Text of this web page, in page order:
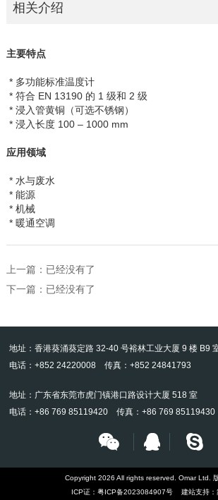
相关介绍
主要特点
* 多功能标准温度计
* 符合 EN 13190 的 1 级和 2 级
* 浸入管黄铜（可选不锈钢）
* 浸入长度 100 –1000 mm
应用领域
* 水与废水
* 能源
* 机械
* 暖通空调
上一篇：已经没有了
下一篇：已经没有了
地址：香港葵涌葵定路 32-40 号裕林工业大厦 9 楼 B9
电话：+852 24220008 传真：+852 24841793
地址：广东省东莞市虎门镇港口路设计大厦 518 室
电话：+86 769 85119420 传真：+86 769 85119430
Copyright 2026 All rights reserved. Omar Ltd.
ICP证： 粤ICP备2023084907号 建站支持：